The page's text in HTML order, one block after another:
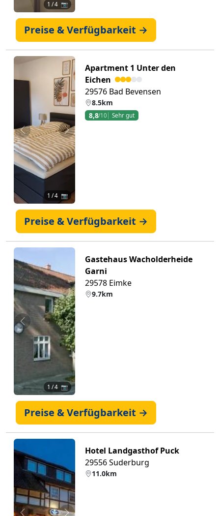
1 / 4 📷
Preise & Verfügbarkeit →
Zurück Weiter
1 / 4 📷
Apartment 1 Unter den
Eichen
29576 Bad Bevensen
8.5km
8,8/10 Sehr gut
Preise & Verfügbarkeit →
Zurück Weiter
1 / 4 📷
Gastehaus Wacholderheide
Garni
29578 Eimke
9.7km
Preise & Verfügbarkeit →
Hotel Landgasthof Puck
29556 Suderburg
11.0km